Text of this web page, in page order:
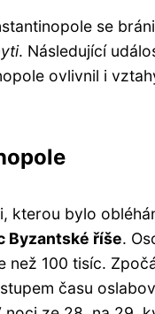
se
. Následující
ovlivnil i
kterou bylo
Byzantské říše.
100 tisíc.
času